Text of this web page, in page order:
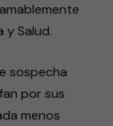
Salud.
sospecha
por sus
menos